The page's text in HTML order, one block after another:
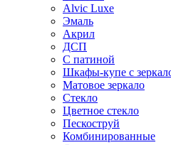
Alvic Luxe
Эмаль
Акрил
ДСП
С патиной
Шкафы-купе с
Матовое зеркало
Стекло
Цветное стекло
Пескоструй
Комбинированные